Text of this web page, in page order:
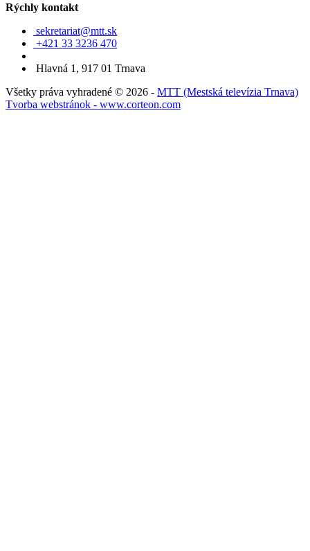
Rýchly kontakt
sekretariat@mtt.sk
+421 33 3236 470
Hlavná 1, 917 01 Trnava
Všetky práva vyhradené © 2026 - MTT (Mestská televízia Trnava)
Tvorba webstránok - www.corteon.com